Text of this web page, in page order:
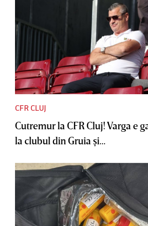
CFR CLUJ
Cutremur la CFR Cluj! Varga e
la clubul din Gruia şi...